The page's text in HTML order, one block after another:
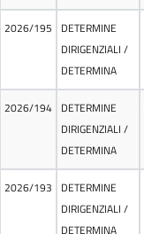
2026/195
DETERMINE
DIRIGENZIALI /
DETERMINA
2026/194 DETERMINE
DIRIGENZIALI /
DETERMINA
2026/193
DETERMINE
DIRIGENZIALI /
DETERMINA